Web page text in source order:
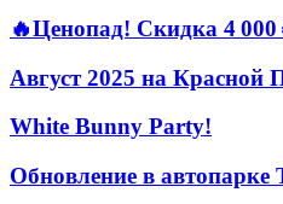
🔥Ценопад! Скидка 4
Август 2025 на Красной
White Bunny Party!
Обновление в